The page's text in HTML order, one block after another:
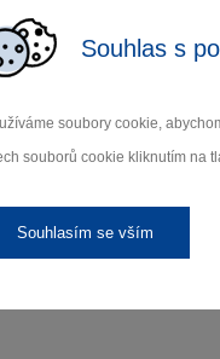
Souhlas s
soubory cookie,
souborů cookie kliknutím na
Souhlasím se vším
Záleží